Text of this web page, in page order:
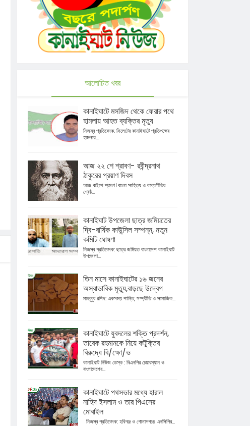
আলোচিত খবর
কানাইঘাটে মসজিদ থেকে ফেরার পথে
হামলায় আহত ব্যক্তির মৃত্যু
নিজস্ব প্রতিবেদক: সিলেটের কানাইঘাটে প্রতিপক্ষের
হামলায়...
আজ ২২ শে শ্রাবণ- রবীন্দ্রনাথ
ঠাকুরের প্রয়াণ দিবস
আজ বাইশে শ্রাবণ। বাংলা সাহিত্য ও কাব্যগীতির
শ্রেষ্ঠ...
কানাইঘাট উপজেলা ছাত্র জমিয়তের
দ্বি-বার্ষিক কাউন্সিল সম্পন্ন, নতুন
কমিটি ঘোষণা
নিজস্ব প্রতিবেদক: ছাত্র জমিয়ত বাংলাদেশ কানাইঘাট
উপজেলা...
তিন মাসে কানাইঘাটের ১৬ জনের
অস্বাভাবিক মৃত্যু,বাড়ছে উদ্বেগ
মাহবুবুর রশিদ: একসময় শান্তি, সম্প্রীতি ও সামাজিক...
কানাইঘাটে যুবদলের শক্তি প্রদর্শন,
তারেক রহমানকে নিয়ে কটূক্তির
বিরুদ্ধে বি/ক্ষো/ভ
কানাইঘাট নিউজ ডেস্ক : বিএনপির চেয়ারম্যান ও
বাংলাদেশের...
কানাইঘাটে পথসভার মধ্যে হারাল
নাহিদ ইসলাম ও তার পিএসের
মোবাইল
নিজস্ব প্রতিবেদক: হবিগঞ্জ ও গোলাপগঞ্জে এনসিপির...